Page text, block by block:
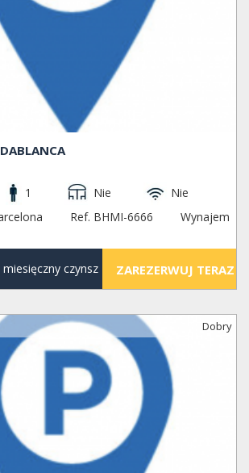
1 Nie
Nie
Ref. BHMI-6666
Wynajem
czynsz ZAREZERWUJ TERAZ
Dobry